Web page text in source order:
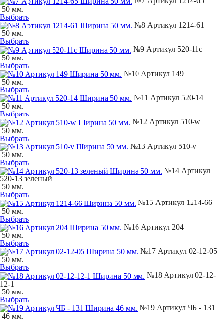
50 мм.
Выбрать
№8 Артикул 1214-61
50 мм.
Выбрать
№9 Артикул 520-11с
50 мм.
Выбрать
№10 Артикул 149
50 мм.
Выбрать
№11 Артикул 520-14
50 мм.
Выбрать
№12 Артикул 510-w
50 мм.
Выбрать
№13 Артикул 510-v
50 мм.
Выбрать
№14 Артикул
520-13 зеленый
50 мм.
Выбрать
№15 Артикул 1214-66
50 мм.
Выбрать
№16 Артикул 204
50 мм.
Выбрать
№17 Артикул 02-12-05
50 мм.
Выбрать
№18 Артикул 02-12-
12-1
50 мм.
Выбрать
№19 Артикул ЧБ - 131
46 мм.